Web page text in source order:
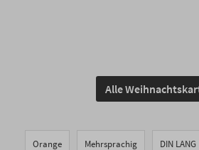
Alle
Orange Mehrsprachig DIN LANG